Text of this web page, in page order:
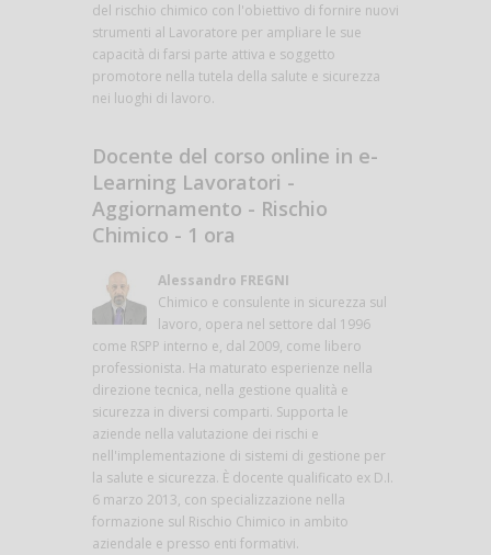
del rischio chimico con l'obiettivo di fornire nuovi
strumenti al Lavoratore per ampliare le sue
capacità di farsi parte attiva e soggetto
promotore nella tutela della salute e sicurezza
nei luoghi di lavoro.
Docente del corso online in e-
Learning Lavoratori -
Aggiornamento - Rischio
Chimico - 1 ora
Alessandro FREGNI
Chimico e consulente in sicurezza sul
lavoro, opera nel settore dal 1996
come RSPP interno e, dal 2009, come libero
professionista. Ha maturato esperienze nella
direzione tecnica, nella gestione qualità e
sicurezza in diversi comparti. Supporta le
aziende nella valutazione dei rischi e
nell'implementazione di sistemi di gestione per
la salute e sicurezza. È docente qualificato ex D.I.
6 marzo 2013, con specializzazione nella
formazione sul Rischio Chimico in ambito
aziendale e presso enti formativi.